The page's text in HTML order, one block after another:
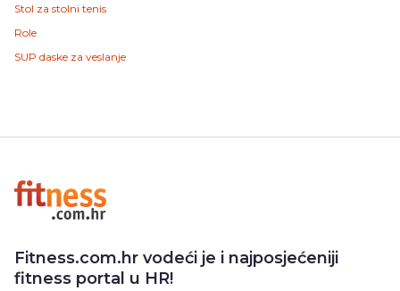
Stol za stolni tenis
Role
SUP daske za veslanje
Fitness.com.hr vodeći je i najposjećeniji
fitness portal u HR!